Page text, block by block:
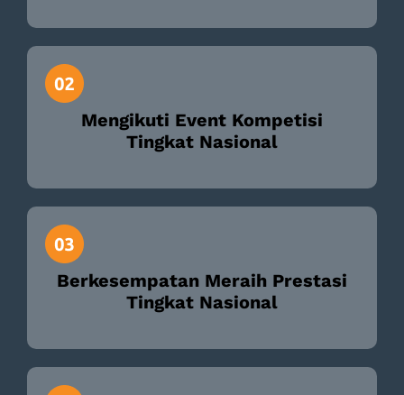
Mengikuti Event Kompetisi
Tingkat Nasional
Berkesempatan Meraih Prestasi
Tingkat Nasional